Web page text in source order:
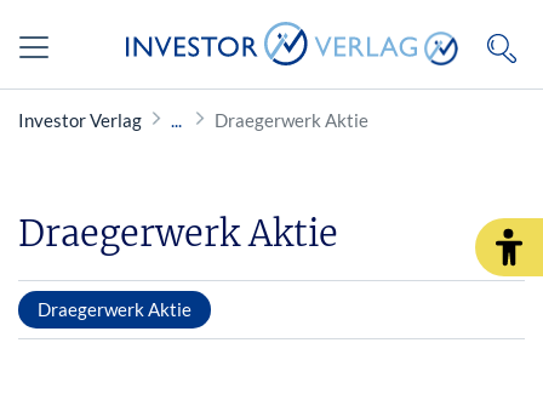
Investor Verlag Draegerwerk Aktie
Draegerwerk Aktie
Draegerwerk Aktie